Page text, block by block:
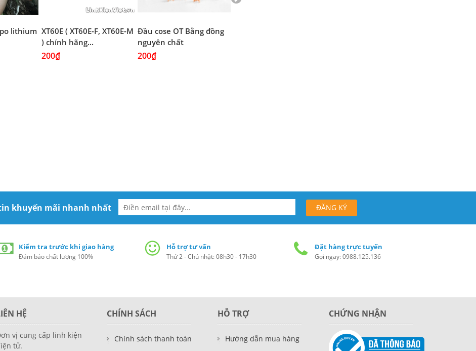
lithium XT60E ( XT60E-F, XT60E-M
) chính hãng...
200₫
Đầu cose OT Bằng đồng
nguyên chất
200₫
khuyến mãi nhanh nhất
Kiểm tra trước khi giao hàng
Đảm bảo chất lượng 100%
Hỗ trợ tư vấn
Thứ 2 - Chủ nhật: 08h30 - 17h30
Đặt hàng trực tuyến
Gọi ngay: 0988.125.136
HỆ
vị cung cấp linh kiện
tử.
CHÍNH SÁCH
Chính sách thanh toán
HỖ TRỢ
Hướng dẫn mua hàng
CHỨNG NHẬN